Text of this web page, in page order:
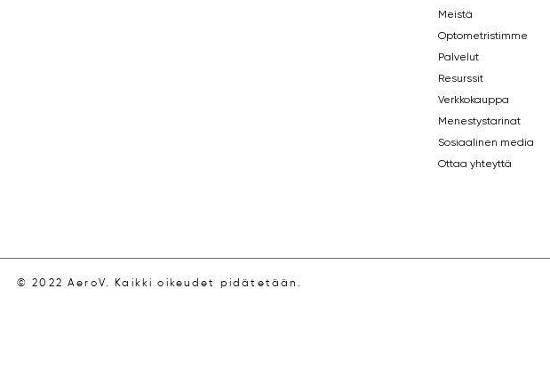
Meistä
Optometristimme
Palvelut
Resurssit
Verkkokauppa
Menestystarinat
Sosiaalinen media
Ottaa yhteyttä
© 2022 AeroV. Kaikki oikeudet pidätetään.